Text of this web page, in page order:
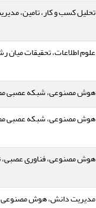
تحلیل کسب و کار، تامین،
علوم اطلاعات، تحقیقات میان
هوش مصنوعی، شبکه عصبی
هوش مصنوعی، شبکه عصبی
هوش مصنوعی، فناوری عصبی،
مدیریت دانش، هوش مصنوعی